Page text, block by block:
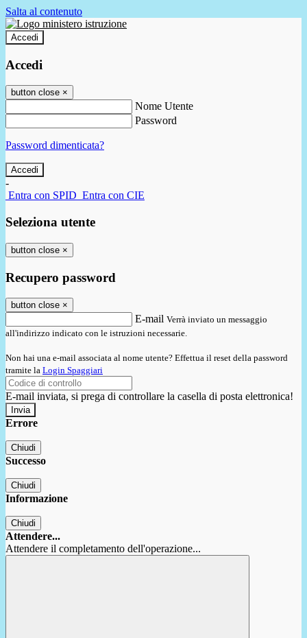
Salta al contenuto
Accedi
Accedi
button close ×
Nome Utente
Password
Password dimenticata?
-
Entra con SPID Entra con CIE
Seleziona utente
button close ×
Recupero password
button close ×
E-mail Verrà inviato un messaggio
all'indirizzo indicato con le istruzioni necessarie.
Non hai una e-mail associata al nome utente? Effettua il reset della password
tramite la Login Spaggiari
E-mail inviata, si prega di controllare la casella di posta elettronica!
Errore
Chiudi
Successo
Chiudi
Informazione
Chiudi
Attendere...
Attendere il completamento dell'operazione...